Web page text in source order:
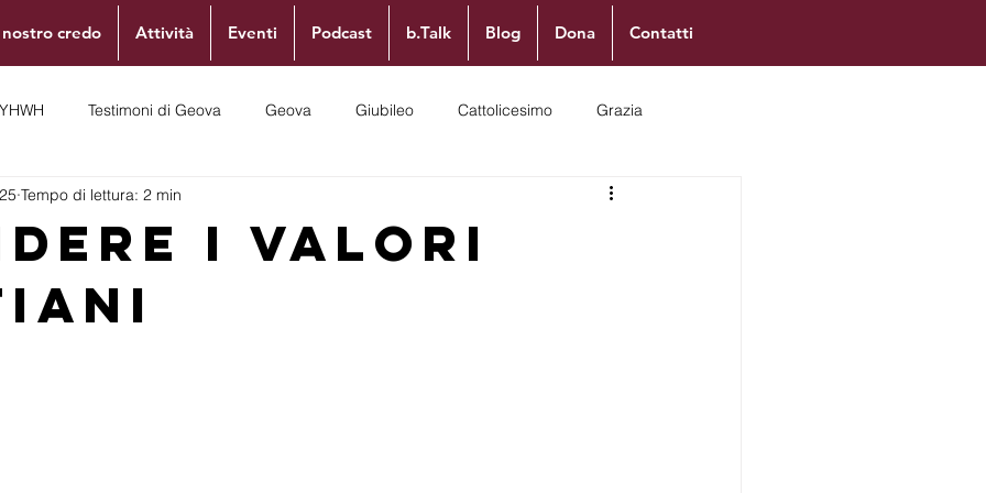
nostro credo Attività Eventi Podcast b.Talk Blog Dona Contatti
YHWH Testimoni di Geova Geova Giubileo Cattolicesimo Grazia
Politica
i Valori
Tempo di lettura: 2 min